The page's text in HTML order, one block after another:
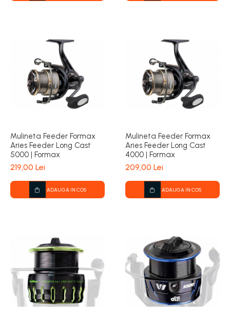
Mulineta Feeder Formax
Aries Feeder Long Cast
5000 | Formax
219,00 Lei
ADAUGA IN COS
Mulineta Feeder Formax
Aries Feeder Long Cast
4000 | Formax
209,00 Lei
ADAUGA IN COS